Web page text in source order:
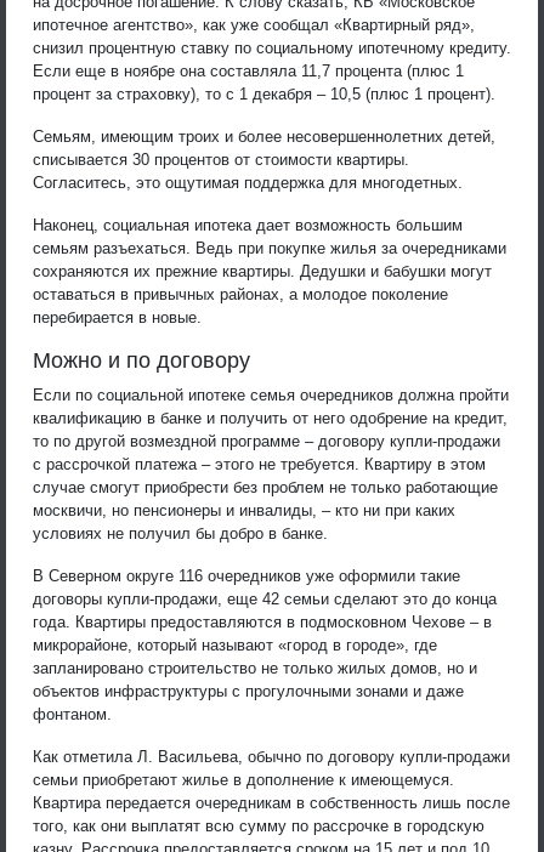
ипотечное агентство», как уже сообщал «Квартирный ряд»,
снизил процентную ставку по социальному ипотечному кредиту.
Если еще в ноябре она составляла 11,7 процента (плюс 1
процент за страховку), то с 1 декабря – 10,5 (плюс 1 процент).
Семьям, имеющим троих и более несовершеннолетних детей,
списывается 30 процентов от стоимости квартиры.
Согласитесь, это ощутимая поддержка для многодетных.
Наконец, социальная ипотека дает возможность большим
семьям разъехаться. Ведь при покупке жилья за очередниками
сохраняются их прежние квартиры. Дедушки и бабушки могут
оставаться в привычных районах, а молодое поколение
перебирается в новые.
Можно и по договору
Если по социальной ипотеке семья очередников должна пройти
квалификацию в банке и получить от него одобрение на кредит,
то по другой возмездной программе – договору купли-продажи
с рассрочкой платежа – этого не требуется. Квартиру в этом
случае смогут приобрести без проблем не только работающие
москвичи, но пенсионеры и инвалиды, – кто ни при каких
условиях не получил бы добро в банке.
В Северном округе 116 очередников уже оформили такие
договоры купли-продажи, еще 42 семьи сделают это до конца
года. Квартиры предоставляются в подмосковном Чехове – в
микрорайоне, который называют «город в городе», где
запланировано строительство не только жилых домов, но и
объектов инфраструктуры с прогулочными зонами и даже
фонтаном.
Как отметила Л. Васильева, обычно по договору купли-продажи
семьи приобретают жилье в дополнение к имеющемуся.
Квартира передается очередникам в собственность лишь после
того, как они выплатят всю сумму по рассрочке в городскую
казну. Рассрочка предоставляется сроком на 15 лет и под 10